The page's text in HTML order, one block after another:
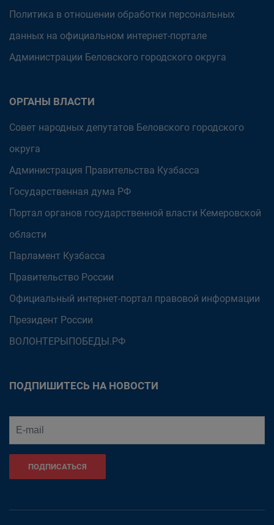
Политика в отношении обработки персональных
данных на официальном интернет-портале
Администрации Беловского городского округа
ОРГАНЫ ВЛАСТИ
Совет народных депутатов Беловского городского
округа
Администрация Правительства Кузбасса
Государственная дума РФ
Портал органов государственной власти Кемеровской
области
Парламент Кузбасса
Правительство России
Официальный интернет-портал правовой информации
Президент России
ВОЛОНТЕРЫПОБЕДЫ.РФ
ПОДПИШИТЕСЬ НА НОВОСТИ
ПОДПИСАТЬСЯ